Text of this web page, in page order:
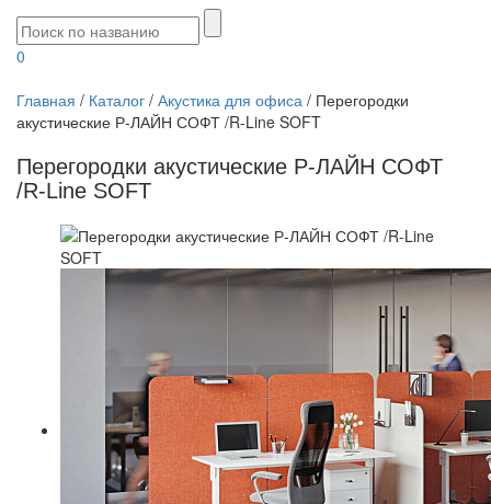
0
Главная / Каталог / Акустика для офиса / Перегородки
акустические Р-ЛАЙН СОФТ /R-Line SOFT
Перегородки акустические Р-ЛАЙН СОФТ
/R-Line SOFT